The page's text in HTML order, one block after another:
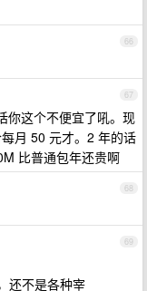
66
67
你这个不便宜了吼。现
月 50 元才。2 年的话
比普通包年还贵啊
68
69
还不是各种宰